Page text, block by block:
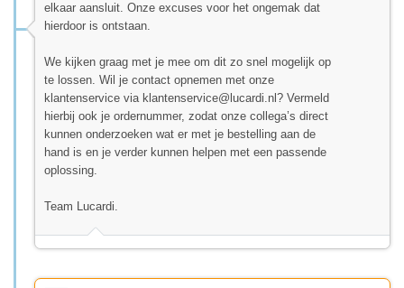
elkaar aansluit. Onze excuses voor het ongemak dat
hierdoor is ontstaan.
We kijken graag met je mee om dit zo snel mogelijk op
te lossen. Wil je contact opnemen met onze
klantenservice via klantenservice@lucardi.nl ? Vermeld
hierbij ook je ordernummer, zodat onze collega’s direct
kunnen onderzoeken wat er met je bestelling aan de
hand is en je verder kunnen helpen met een passende
oplossing.
Team Lucardi.